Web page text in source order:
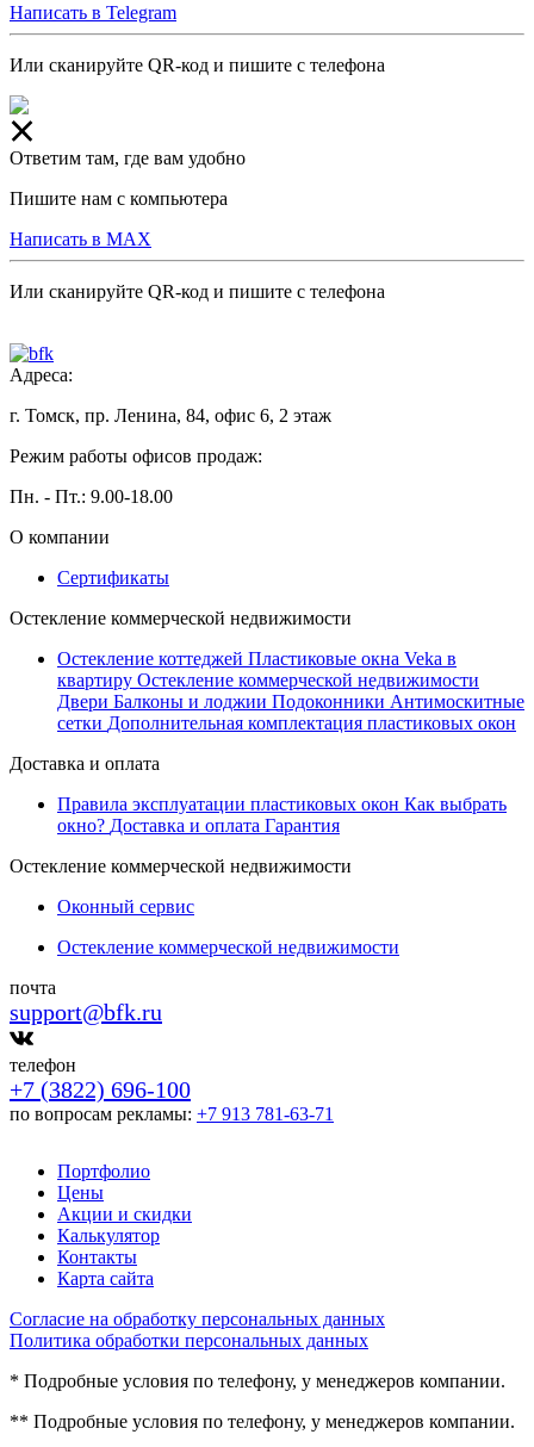
Написать в Telegram
Или сканируйте QR-код и пишите с телефона
Ответим там, где вам удобно
Пишите нам с компьютера
Написать в MAX
Или сканируйте QR-код и пишите с телефона
Адреса:
г. Томск, пр. Ленина, 84, офис 6, 2 этаж
Режим работы офисов продаж:
Пн. - Пт.: 9.00-18.00
О компании
Сертификаты
Остекление коммерческой недвижимости
Остекление коттеджей Пластиковые окна Veka в
квартиру Остекление коммерческой недвижимости
Двери Балконы и лоджии Подоконники Антимоскитные
сетки Дополнительная комплектация пластиковых окон
Доставка и оплата
Правила эксплуатации пластиковых окон Как выбрать
окно? Доставка и оплата Гарантия
Остекление коммерческой недвижимости
Оконный сервис
Остекление коммерческой недвижимости
почта
support@bfk.ru
телефон
+7 (3822) 696-100
по вопросам рекламы: +7 913 781-63-71
Портфолио
Цены
Акции и скидки
Калькулятор
Контакты
Карта сайта
Согласие на обработку персональных данных
Политика обработки персональных данных
* Подробные условия по телефону, у менеджеров компании.
** Подробные условия по телефону, у менеджеров компании.